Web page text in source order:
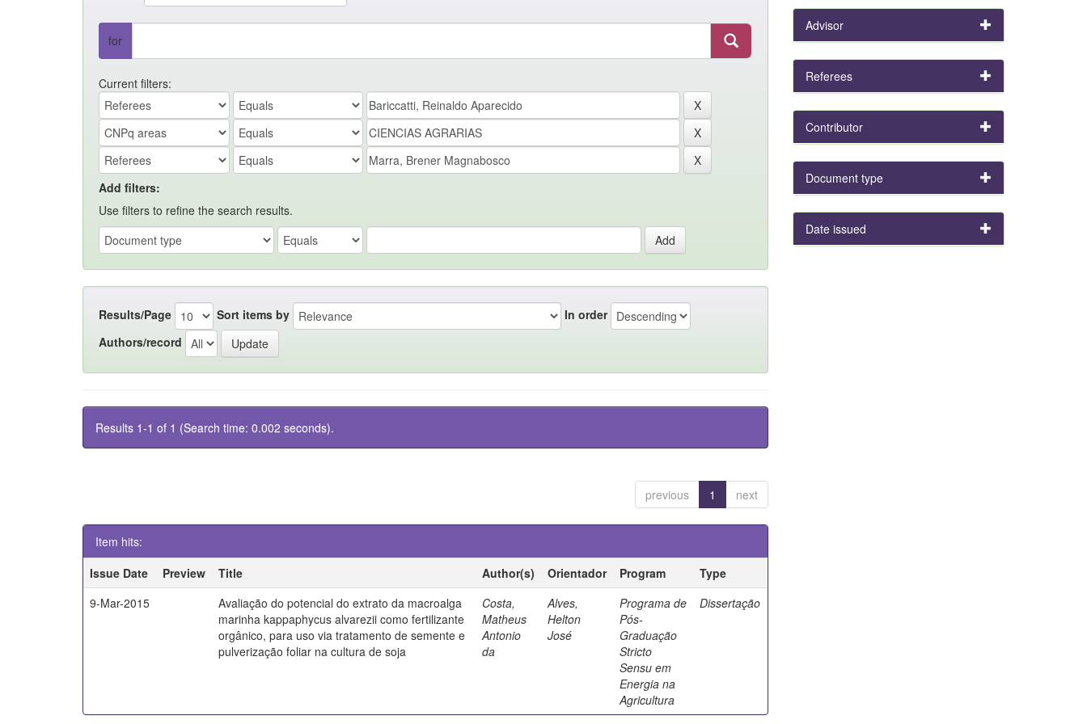
for
Current filters:
Add filters:
Use filters to refine the search results.
Results/Page Sort items by
In order
Authors/record
Results 1-1 of 1 (Search time: 0.002 seconds).
previous 1 next
Item hits:
Issue Date
Preview Title Author(s) Orientador Program
Type
9-Mar-2015
Avaliação do potencial do extrato da macroalga
marinha kappaphycus alvarezii como fertilizante
orgânico, para uso via tratamento de semente e
pulverização foliar na cultura de soja
Costa,
Matheus
Antonio
da
Alves,
Helton
José
Programa de
Pós-
Graduação
Stricto
Sensu em
Energia na
Agricultura
Dissertação
Advisor
Referees
Contributor
Document type
Date issued